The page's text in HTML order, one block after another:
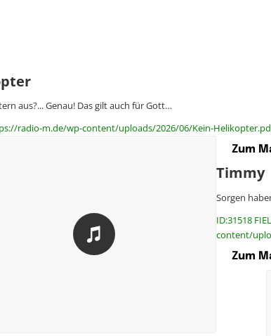
aus?... Genau! Das gilt auch für Gott…
radio-m.de/wp-content/uploads/2026/06/Kein-
Zum
Timmy
Sorgen
ID:31518
content/
Zum